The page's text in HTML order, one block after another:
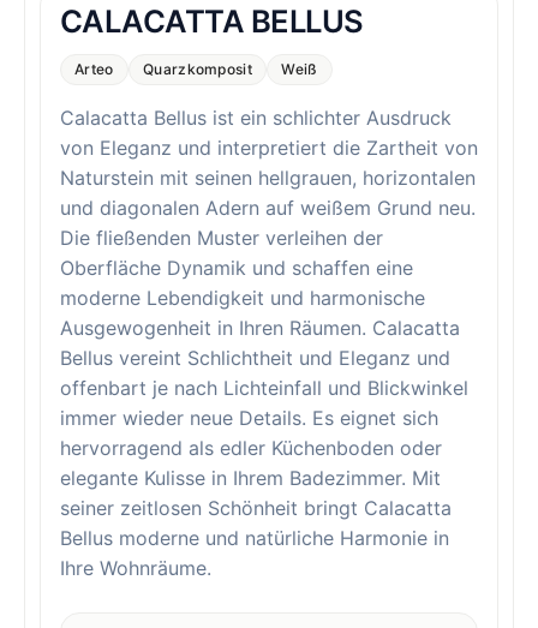
CALACATTA BELLUS
Arteo Quarzkomposit Weiß
Calacatta Bellus ist ein schlichter Ausdruck
von Eleganz und interpretiert die Zartheit von
Naturstein mit seinen hellgrauen, horizontalen
und diagonalen Adern auf weißem Grund neu.
Die fließenden Muster verleihen der
Oberfläche Dynamik und schaffen eine
moderne Lebendigkeit und harmonische
Ausgewogenheit in Ihren Räumen. Calacatta
Bellus vereint Schlichtheit und Eleganz und
offenbart je nach Lichteinfall und Blickwinkel
immer wieder neue Details. Es eignet sich
hervorragend als edler Küchenboden oder
elegante Kulisse in Ihrem Badezimmer. Mit
seiner zeitlosen Schönheit bringt Calacatta
Bellus moderne und natürliche Harmonie in
Ihre Wohnräume.